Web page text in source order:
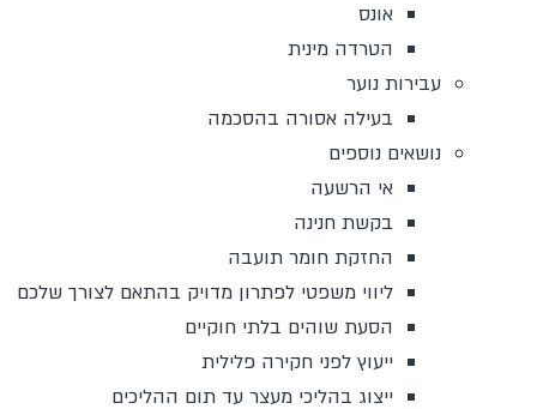
אונס
הטרדה מינית
עבירות נוער
בעילה אסורה בהסכמה
נושאים נוספים
אי הרשעה
בקשת חנינה
החזקת חומר תועבה
ליווי משפטי לפתרון מדויק בהתאם לצורך שלכם
הסעת שוהים בלתי חוקיים
ייעוץ לפני חקירה פלילית
ייצוג בהליכי מעצר עד תום ההליכים